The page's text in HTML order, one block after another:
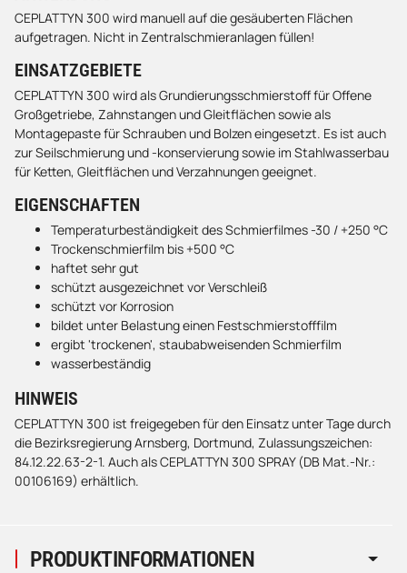
PRODUKTINFORMATIONEN
CEPLATTYN 300 wird manuell auf die gesäuberten Flächen
aufgetragen. Nicht in Zentralschmieranlagen füllen!
EINSATZGEBIETE
CEPLATTYN 300 wird als Grundierungsschmierstoff für Offene
Großgetriebe, Zahnstangen und Gleitflächen sowie als
Montagepaste für Schrauben und Bolzen eingesetzt. Es ist auch
zur Seilschmierung und -konservierung sowie im Stahlwasserbau
für Ketten, Gleitflächen und Verzahnungen geeignet.
EIGENSCHAFTEN
Temperaturbeständigkeit des Schmierfilmes -30 / +250 °C
Trockenschmierfilm bis +500 °C
haftet sehr gut
schützt ausgezeichnet vor Verschleiß
schützt vor Korrosion
bildet unter Belastung einen Festschmierstofffilm
ergibt 'trockenen', staubabweisenden Schmierfilm
wasserbeständig
HINWEIS
CEPLATTYN 300 ist freigegeben für den Einsatz unter Tage durch
die Bezirksregierung Arnsberg, Dortmund, Zulassungszeichen:
84.12.22.63-2-1. Auch als CEPLATTYN 300 SPRAY (DB Mat.-Nr.:
00106169) erhältlich.